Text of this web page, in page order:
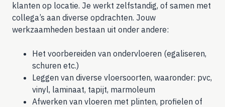
klanten op locatie. Je werkt zelfstandig, of samen met
collega’s aan diverse opdrachten. Jouw
werkzaamheden bestaan uit onder andere:
Het voorbereiden van ondervloeren (egaliseren,
schuren etc.)
Leggen van diverse vloersoorten, waaronder: pvc,
vinyl, laminaat, tapijt, marmoleum
Afwerken van vloeren met plinten, profielen of